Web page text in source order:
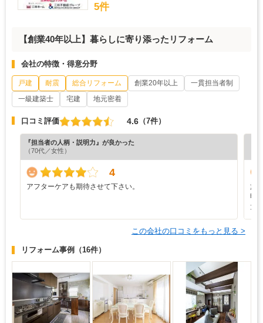
5件
【創業40年以上】暮らしに寄り添ったリフォーム
会社の特徴・得意分野
戸建 耐震 総合リフォーム 創業20年以上
一貫担当者制
一級建築士
宅建 地元密着
口コミ評価 4.6 （7件）
『担当者の人柄・説明力』が良かった
（70代／女性）
4
アフターケアも期待させて下さい。
施
明
大
この会社の口コミをもっと見る >
リフォーム事例 （16件）